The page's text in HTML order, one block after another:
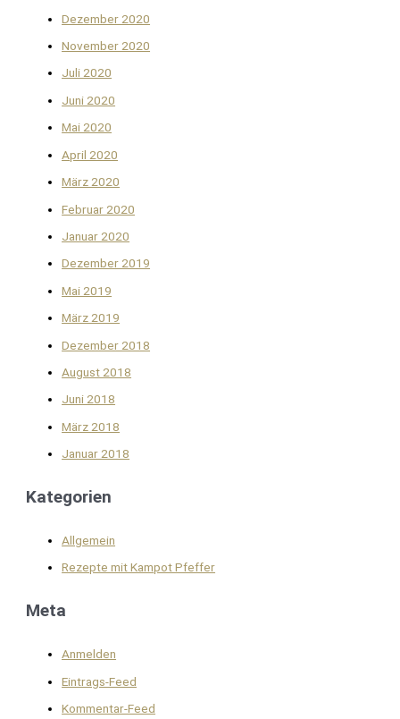
Dezember 2020
November 2020
Juli 2020
Juni 2020
Mai 2020
April 2020
März 2020
Februar 2020
Januar 2020
Dezember 2019
Mai 2019
März 2019
Dezember 2018
August 2018
Juni 2018
März 2018
Januar 2018
Kategorien
Allgemein
Rezepte mit Kampot Pfeffer
Meta
Anmelden
Eintrags-Feed
Kommentar-Feed